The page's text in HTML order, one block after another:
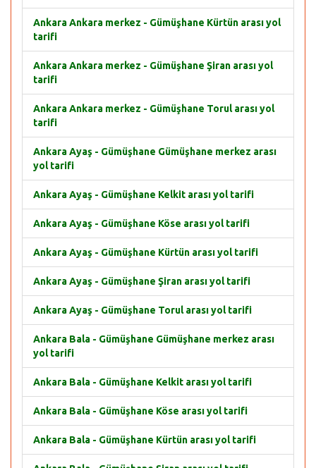
Ankara Ankara merkez - Gümüşhane Kürtün arası yol
tarifi
Ankara Ankara merkez - Gümüşhane Şiran arası yol
tarifi
Ankara Ankara merkez - Gümüşhane Torul arası yol
tarifi
Ankara Ayaş - Gümüşhane Gümüşhane merkez arası
yol tarifi
Ankara Ayaş - Gümüşhane Kelkit arası yol tarifi
Ankara Ayaş - Gümüşhane Köse arası yol tarifi
Ankara Ayaş - Gümüşhane Kürtün arası yol tarifi
Ankara Ayaş - Gümüşhane Şiran arası yol tarifi
Ankara Ayaş - Gümüşhane Torul arası yol tarifi
Ankara Bala - Gümüşhane Gümüşhane merkez arası
yol tarifi
Ankara Bala - Gümüşhane Kelkit arası yol tarifi
Ankara Bala - Gümüşhane Köse arası yol tarifi
Ankara Bala - Gümüşhane Kürtün arası yol tarifi